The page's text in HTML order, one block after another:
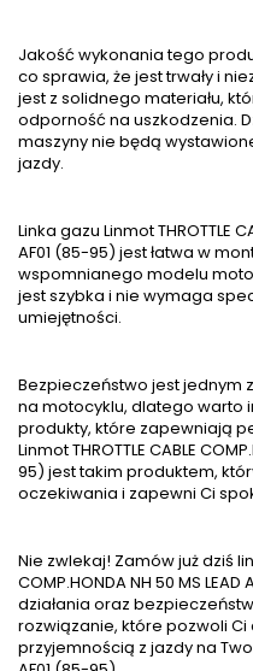
Jakość wykonania tego
co sprawia, że jest trwały i
jest z solidnego materiału,
odporność na uszkodzenia.
maszyny nie będą
jazdy.
Linka gazu Linmot THROTTLE
AF01 (85-95) jest łatwa w
wspomnianego modelu
jest szybka i nie wymaga
umiejętności.
Bezpieczeństwo jest jednym
na motocyklu, dlatego warto
produkty, które zapewniają
Linmot THROTTLE CABLE
95) jest takim produktem,
oczekiwania i zapewni Ci
Nie zwlekaj! Zamów już dziś
COMP.HONDA NH 50 MS
działania oraz
rozwiązanie, które pozwoli
przyjemnością z jazdy na